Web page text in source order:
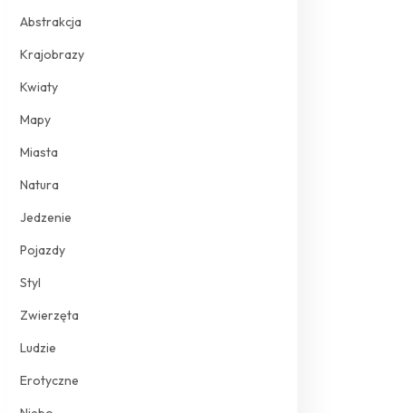
Abstrakcja
Krajobrazy
Kwiaty
Mapy
Miasta
Natura
Jedzenie
Pojazdy
Styl
Zwierzęta
Ludzie
Erotyczne